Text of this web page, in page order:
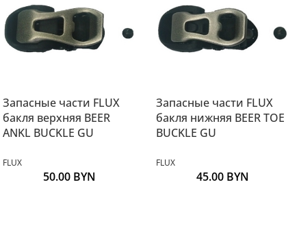
Запасные части FLUX
бакля верхняя BEER
ANKL BUCKLE GU
FLUX
50.00 BYN
Запасные части FLUX
бакля нижняя BEER TOE
BUCKLE GU
FLUX
45.00 BYN